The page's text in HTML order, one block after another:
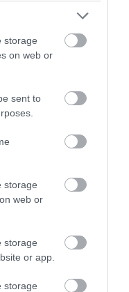
storage
on web or
sent to
storage
web or
storage
or app.
storage